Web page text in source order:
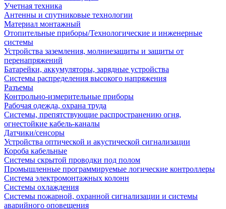
Учетная техника
Антенны и спутниковые технологии
Материал монтажный
Отопительные приборы/Технологические и инженерные
системы
Устройства заземления, молниезащиты и защиты от
перенапряжений
Батарейки, аккумуляторы, зарядные устройства
Системы распределения высокого напряжения
Разъемы
Контрольно-измерительные приборы
Рабочая одежда, охрана труда
Системы, препятствующие распространению огня,
огнестойкие кабель-каналы
Датчики/сенсоры
Устройства оптической и акустической сигнализации
Короба кабельные
Системы скрытой проводки под полом
Промышленные программируемые логические контроллеры
Система электромонтажных колонн
Системы охлаждения
Системы пожарной, охранной сигнализации и системы
аварийного оповещения